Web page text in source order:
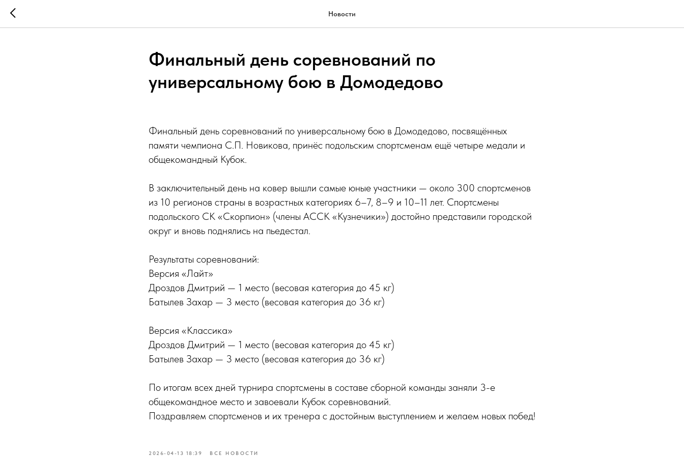
Новости
Финальный день соревнований по
универсальному бою в Домодедово
Финальный день соревнований по универсальному бою в Домодедово, посвящённых
памяти чемпиона С.П. Новикова, принёс подольским спортсменам ещё четыре медали и
общекомандный Кубок.
В заключительный день на ковер вышли самые юные участники — около 300 спортсменов
из 10 регионов страны в возрастных категориях 6–7, 8–9 и 10–11 лет. Спортсмены
подольского СК «Скорпион» (члены АССК «Кузнечики») достойно представили городской
округ и вновь поднялись на пьедестал.
Результаты соревнований:
Версия «Лайт»
Дроздов Дмитрий — 1 место (весовая категория до 45 кг)
Батылев Захар — 3 место (весовая категория до 36 кг)
Версия «Классика»
Дроздов Дмитрий — 1 место (весовая категория до 45 кг)
Батылев Захар — 3 место (весовая категория до 36 кг)
По итогам всех дней турнира спортсмены в составе сборной команды заняли 3-е
общекомандное место и завоевали Кубок соревнований.
Поздравляем спортсменов и их тренера с достойным выступлением и желаем новых побед!
2026-04-13 18:39 ВСЕ НОВОСТИ